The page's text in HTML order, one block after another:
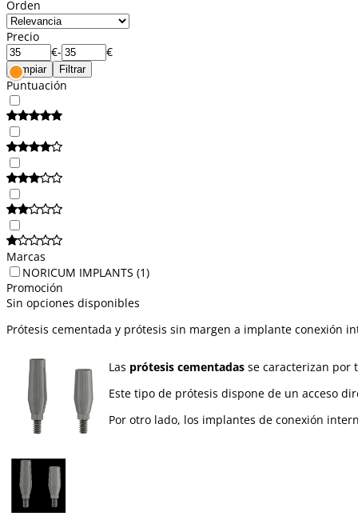
Orden
Precio
€- €
Limpiar Filtrar
Puntuación
Marcas
NORICUM IMPLANTS (1)
Promoción
Sin opciones disponibles
Prótesis cementada y prótesis sin margen a implante conexión
Las prótesis cementadas se caracterizan por
Este tipo de prótesis dispone de un acceso
Por otro lado, los implantes de conexión